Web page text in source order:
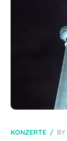
KONZERTE BY